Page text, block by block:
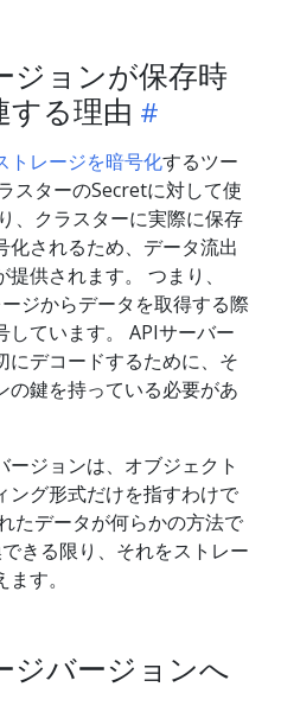
ジョンが保存時
する理由
トレージを暗号化するツー
スターのSecretに対して使
、クラスターに実際に保存
化されるため、データ流出
供されます。 つまり、
ジからデータを取得する際
しています。 APIサーバー
にデコードするために、そ
の鍵を持っている必要があ
ージョンは、オブジェクト
ング形式だけを指すわけで
たデータが何らかの方法で
きる限り、それをストレー
す。
ジバージョンへ